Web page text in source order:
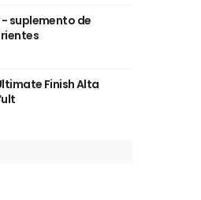
suplemento de
Finish Alta